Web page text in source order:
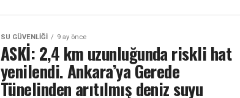
SU GÜVENLIĞI 9 ay önce
ASKİ: 2,4 km uzunluğunda riskli hat
yenilendi. Ankara’ya Gerede
Tünelinden arıtılmış deniz suyu